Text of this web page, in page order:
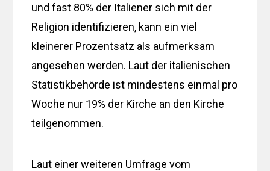
und fast 80% der Italiener sich mit der
Religion identifizieren, kann ein viel
kleinerer Prozentsatz als aufmerksam
angesehen werden. Laut der italienischen
Statistikbehörde ist mindestens einmal pro
Woche nur 19% der Kirche an den Kirche
teilgenommen.
Laut einer weiteren Umfrage vom